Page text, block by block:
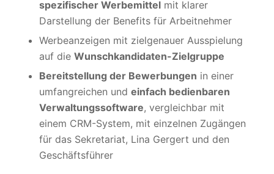
spezifischer Werbemittelmit klarer
Darstellung der Benefits für Arbeitnehmer
Werbeanzeigen mit zielgenauer Ausspielung
auf die Wunschkandidaten-Zielgruppe
Bereitstellung der Bewerbungen in einer
umfangreichen und einfach bedienbaren
Verwaltungssoftware, vergleichbar mit
einem CRM-System, mit einzelnen Zugängen
für das Sekretariat, Lina Gergert und den
Geschäftsführer